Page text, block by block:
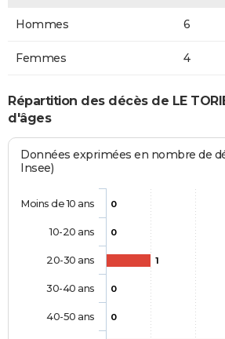
Hommes 6
Femmes 4
Répartition des décès de LE
d'âges
Données exprimées en nombre de
Insee)
0
0
1
0
0
Moins de 10 ans
10-20 ans
20-30 ans
30-40 ans
40-50 ans